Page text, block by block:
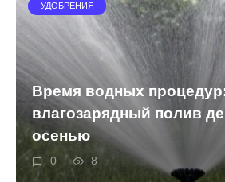
УДОБРЕНИЯ
Время водных
влагозарядный полив
осенью
0 8